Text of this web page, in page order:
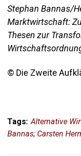
Stephan Bannas/
Marktwirtschaft:
Thesen zur
© Die Zweite
Tags: Alternative
Bannas; Carsten